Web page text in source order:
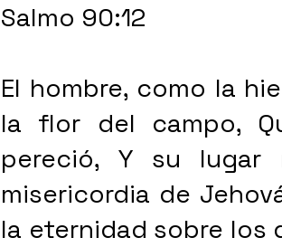
Salmo 90:12
El hombre, como la
la flor del campo,
pereció, Y su lugar
misericordia de
la eternidad sobre los